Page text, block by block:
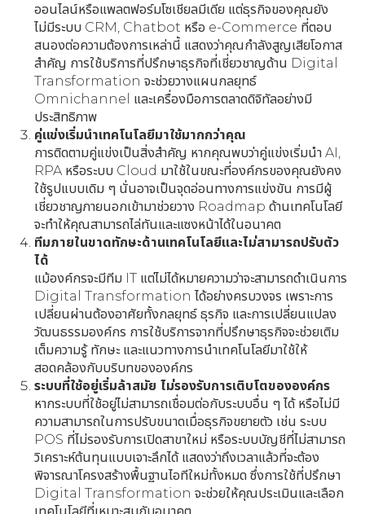
ออนไลน์หรือแพลตฟอร์มโซเชียลมีเดีย แต่ธุรกิจของคุณยัง
ไม่มีระบบ CRM, Chatbot หรือ e-Commerce ที่ตอบ
สนองต่อความต้องการเหล่านี้ แสดงว่าคุณกำลังสูญเสียโอกาส
สำคัญ การใช้บริการที่ปรึกษาธุรกิจที่เชี่ยวชาญด้าน Digital
Transformation จะช่วยวางแผนกลยุทธ์
Omnichannel และเครื่องมือการตลาดดิจิทัลอย่างมี
ประสิทธิภาพ
คู่แข่งเริ่มนำเทคโนโลยีมาใช้มากกว่าคุณ
การติดตามคู่แข่งเป็นสิ่งสำคัญ หากคุณพบว่าคู่แข่งเริ่มนำ AI,
RPA หรือระบบ Cloud มาใช้ในขณะที่องค์กรของคุณยังคง
ใช้รูปแบบเดิม ๆ นั่นอาจเป็นจุดอ่อนทางการแข่งขัน การมีผู้
เชี่ยวชาญภายนอกเข้ามาช่วยวาง Roadmap ด้านเทคโนโลยี
จะทำให้คุณสามารถไล่ทันและแซงหน้าได้ในอนาคต
ทีมภายในขาดทักษะด้านเทคโนโลยีและไม่สามารถปรับตัว
ได้
แม้องค์กรจะมีทีม IT แต่ไม่ได้หมายความว่าจะสามารถดำเนินการ
Digital Transformation ได้อย่างครบวงจร เพราะการ
เปลี่ยนผ่านต้องอาศัยทั้งกลยุทธ์ ธุรกิจ และการเปลี่ยนแปลง
วัฒนธรรมองค์กร การใช้บริการจากที่ปรึกษาธุรกิจจะช่วยเติม
เต็มความรู้ ทักษะ และแนวทางการนำเทคโนโลยีมาใช้ให้
สอดคล้องกับบริบทขององค์กร
ระบบที่ใช้อยู่เริ่มล้าสมัย ไม่รองรับการเติบโตขององค์กร
หากระบบที่ใช้อยู่ไม่สามารถเชื่อมต่อกับระบบอื่น ๆ ได้ หรือไม่มี
ความสามารถในการปรับขนาดเมื่อธุรกิจขยายตัว เช่น ระบบ
POS ที่ไม่รองรับการเปิดสาขาใหม่ หรือระบบบัญชีที่ไม่สามารถ
วิเคราะห์ต้นทุนแบบเจาะลึกได้ แสดงว่าถึงเวลาแล้วที่จะต้อง
พิจารณาโครงสร้างพื้นฐานไอทีใหม่ทั้งหมด ซึ่งการใช้ที่ปรึกษา
Digital Transformation จะช่วยให้คุณประเมินและเลือก